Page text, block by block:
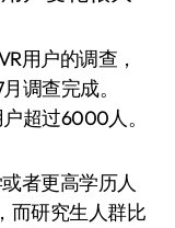
用户的调查，
调查完成。
超过6000人。
者更高学历人
而研究生人群比